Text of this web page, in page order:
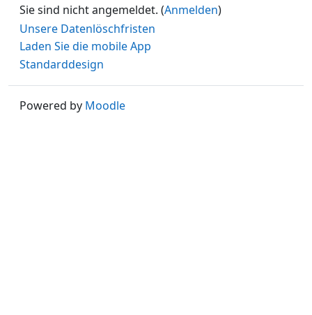
Sie sind nicht angemeldet. (Anmelden)
Unsere Datenlöschfristen
Laden Sie die mobile App
Standarddesign
Powered by Moodle